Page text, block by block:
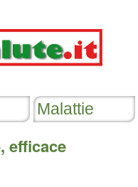
efficace